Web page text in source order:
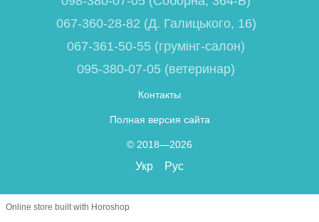
067-360-28-82 (Д. Галицького, 16)
067-361-50-55 (грумінг-салон)
095-380-07-05 (ветеринар)
Контакты
Полная версия сайта
© 2018—2026
Укр Рус
Online store built with Horoshop